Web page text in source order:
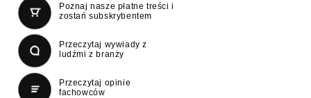
Poznaj nasze płatne treści i
zostań subskrybentem
Przeczytaj wywiady z
ludźmi z branży
Przeczytaj opinie
fachowców